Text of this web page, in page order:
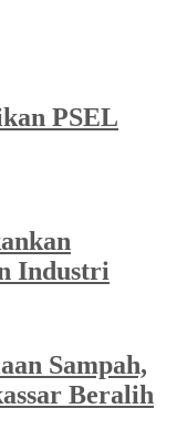
PSEL
Industri
Sampah,
Beralih